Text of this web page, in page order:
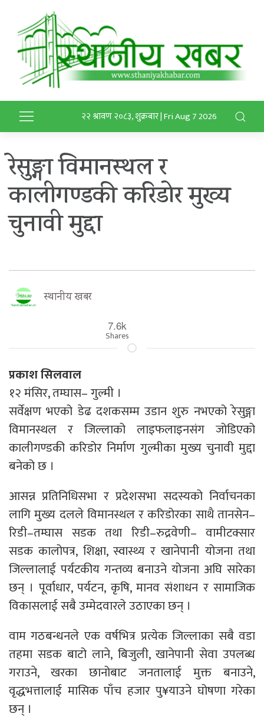
२२ श्रावण २०८३, शुक्रबार | Fri Aug 7 2026
रेसुङ्गा विमानस्थल र
कालीगण्डकी करिडोर मुख्य
चुनावी मुद्दा
स्थानीय खबर
7.6k
Shares
प्रकाश सिलवाल
१२ मंसिर, तम्घास– गुल्मी ।
सर्वेक्षण भएको डेढ दशकसम्म उडान शुरु नभएको रेसुङ्गा
विमानस्थल र जिल्लाको लाइफलाइनसंग जोडिएको
कालीगण्डकी करिडोर निर्माण गुल्मीका मुख्य चुनावी मुद्दा
बनेको छ ।
आसन्न प्रतिनिधिसभा र प्रदेशसभा सदस्यको निर्वाचनका
लागि मुख्य दलले विमानस्थल र करिडोरका साथै तानसेन–
रिडी–तम्घास सडक तथा रिडी–रुद्रवेणी– वामीटक्सार
सडक कालोपत्र, शिक्षा, स्वास्थ्य र खानेपानी योजना तथा
जिल्लालाई पर्यटकीय गन्तव्य बनाउने योजना अघि सारेका
छन् । पूर्वाधार, पर्यटन, कृषि, मानव संशाधन र सामाजिक
विकासलाई सबै उम्मेदवारले उठाएका छन् ।
वाम गठबन्धनले एक वर्षभित्र प्रत्येक जिल्लाका सबै वडा
तहमा सडक बाटो लाने, बिजुली, खानेपानी सेवा उपलब्ध
गराउने, खरका छानोबाट जनतालाई मुक्त बनाउने,
वृद्धभत्तालाई मासिक पाँच हजार पु¥याउने घोषणा गरेका
छन् ।